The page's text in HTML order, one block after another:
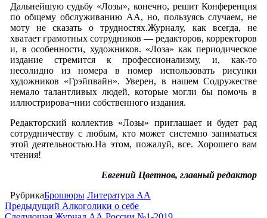
Дальнейшую судьбу «Лозы», конечно, решит Конференция
по общему обслуживанию АА, но, пользуясь случаем, не
моту не сказать о трудностях.Журналу, как всегда, не
хватает грамотных сотрудников — редакторов, корректоров
и, в особенности, художников. «Лоза» как периодическое
издание стремится к профессионализму, и, как-то
несолидно из номера в номер использовать рисунки
художников «Грэйпвайн». Уверен, в нашем Содружестве
немало талантливых людей, которые могли бы помочь в
иллюстрирова¬нии собственного издания.
Редакторский коллектив «Лозы» приглашает и будет рад
сотрудничеству с любым, кто может системно заниматься
этой деятельностью.На этом, пожалуй, все. Хорошего вам
чтения!
Евгений Цветнов, главный редактор
РубрикаБрошюры Литература АА
Навигация
Предыдущая
запись
Предыдущий Алкоголики о себе
Следующая